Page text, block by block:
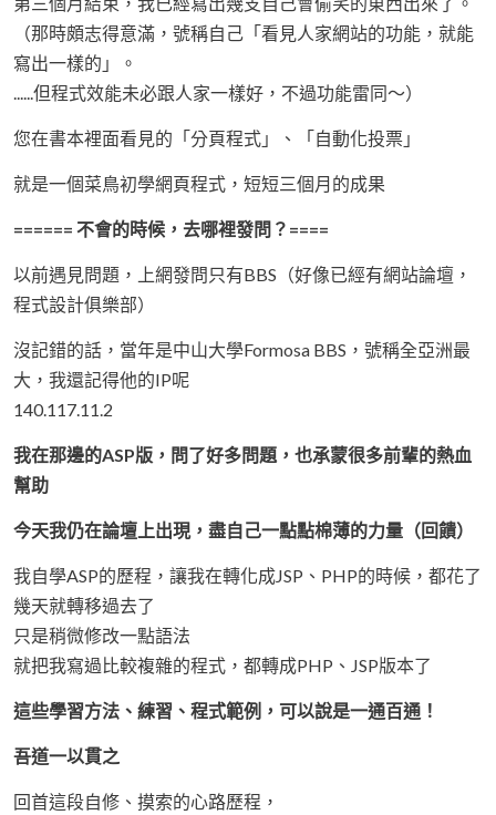
（那時頗志得意滿，號稱自己「看見人家網站的功能，就能
寫出一樣的」。
......但程式效能未必跟人家一樣好，不過功能雷同～）
您在書本裡面看見的「分頁程式」、「自動化投票」
就是一個菜鳥初學網頁程式，短短三個月的成果
====== 不會的時候，去哪裡發問？====
以前遇見問題，上網發問只有BBS（好像已經有網站論壇，
程式設計俱樂部）
沒記錯的話，當年是中山大學Formosa BBS，號稱全亞洲最
大，我還記得他的IP呢
140.117.11.2
我在那邊的ASP版，問了好多問題，也承蒙很多前輩的熱血
幫助
今天我仍在論壇上出現，盡自己一點點棉薄的力量（回饋）
我自學ASP的歷程，讓我在轉化成JSP、PHP的時候，都花了
幾天就轉移過去了
只是稍微修改一點語法
就把我寫過比較複雜的程式，都轉成PHP、JSP版本了
這些學習方法、練習、程式範例，可以說是一通百通！
吾道一以貫之
回首這段自修、摸索的心路歷程，